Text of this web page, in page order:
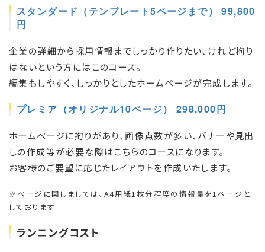
スタンダード（テンプレート5ページまで） 99,800
円
企業の詳細から採用情報までしっかり作りたい、けれど拘り
はないという方にはこのコース。
編集もしやすく、しっかりとしたホームページが完成します。
プレミア（オリジナル10ページ） 298,000円
ホームページに拘りがあり、画像点数が多い、バナーや見出
しの作成等が必要な際はこちらのコースになります。
お客様のご要望に応じたレイアウトを作成いたします。
※ページに関しましては、A4用紙1枚分程度の情報量を1ページと
しております
ランニングコスト